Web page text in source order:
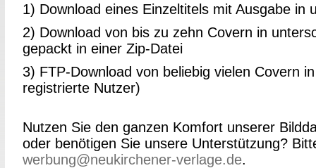
1) Download eines Einzeltitels mit Ausgabe in
2) Download von bis zu zehn Covern in
gepackt in einer Zip-Datei
3) FTP-Download von beliebig vielen Covern
registrierte Nutzer)
Nutzen Sie den ganzen Komfort unserer
oder benötigen Sie unsere Unterstützung?
werbung@neukirchener-verlage.de.